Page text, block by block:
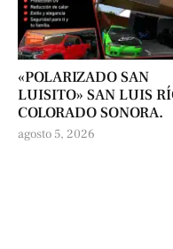
«POLARIZADO SAN
LUISITO» SAN LUIS
COLORADO SONORA.
agosto 5, 2026